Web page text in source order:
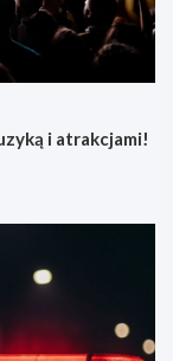
i atrakcjami!